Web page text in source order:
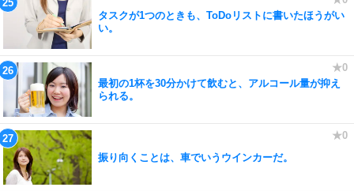
タスクが1つのときも、ToDoリストに書いたほうがい
い。
最初の1杯を30分かけて飲むと、アルコール量が抑え
られる。
振り向くことは、車でいうウインカーだ。